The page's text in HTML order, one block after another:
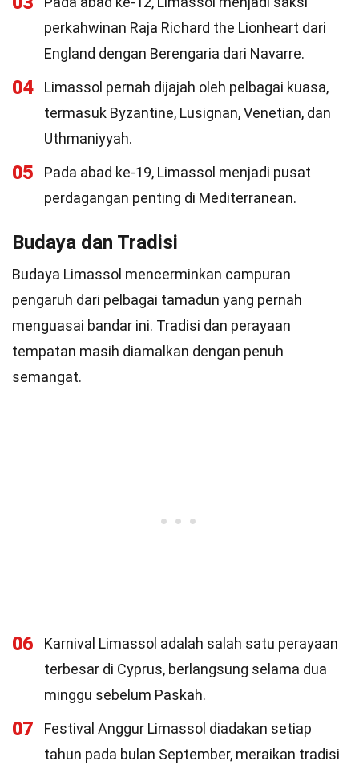
perkahwinan Raja Richard the Lionheart dari
England dengan Berengaria dari Navarre.
04
Limassol pernah dijajah oleh pelbagai kuasa,
termasuk Byzantine, Lusignan, Venetian, dan
Uthmaniyyah.
05
Pada abad ke-19, Limassol menjadi pusat
perdagangan penting di Mediterranean.
Budaya dan Tradisi
Budaya Limassol mencerminkan campuran
pengaruh dari pelbagai tamadun yang pernah
menguasai bandar ini. Tradisi dan perayaan
tempatan masih diamalkan dengan penuh
semangat.
06
Karnival Limassol adalah salah satu perayaan
terbesar di Cyprus, berlangsung selama dua
minggu sebelum Paskah.
07
Festival Anggur Limassol diadakan setiap
tahun pada bulan September, meraikan tradisi